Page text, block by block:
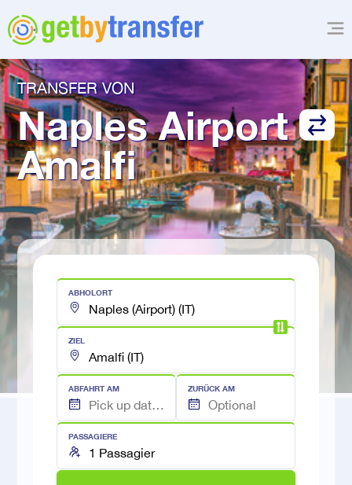
TRANSFER VON
Naples Airport
Amalfi
ABHOLORT
ZIEL
ABFAHRT AM ZURÜCK AM
PASSAGIERE